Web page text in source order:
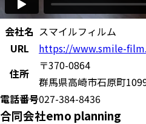
会社名 スマイルフィルム
URL
https://www.smile-
住所
〒370-0864
群馬県高崎市石原町
電話番号027-384-8436
合同会社emo planning